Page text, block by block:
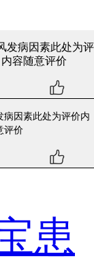
发病因素此处为评
容随意评价
病因素此处为评价内
评价
患